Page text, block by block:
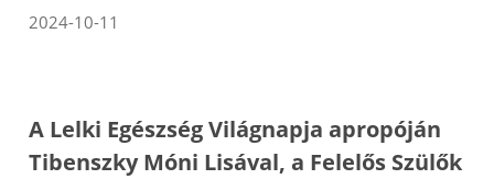
2024-10-11
A Lelki Egészség Világnapja apropóján
Tibenszky Móni Lisával, a Felelős Szülők